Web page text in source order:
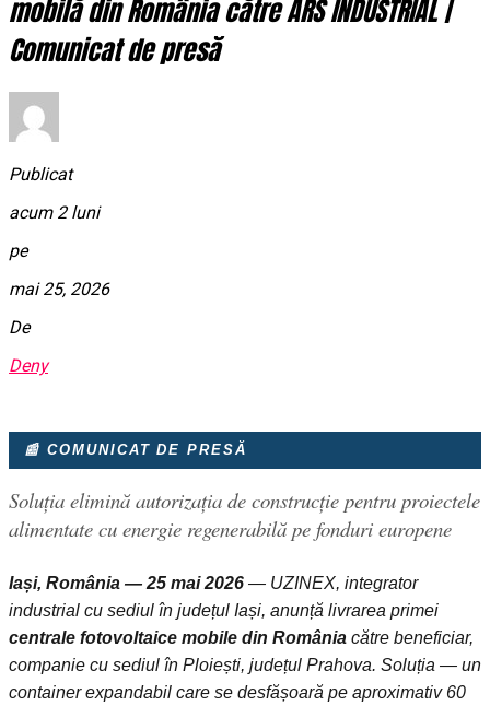
mobilă din România către ARS INDUSTRIAL |
Comunicat de presă
Publicat
acum 2 luni
pe
mai 25, 2026
De
Deny
📰 COMUNICAT DE PRESĂ
Soluția elimină autorizația de construcție pentru proiectele
alimentate cu energie regenerabilă pe fonduri europene
Iași, România — 25 mai 2026 — UZINEX, integrator
industrial cu sediul în județul Iași, anunță livrarea primei
centrale fotovoltaice mobile din România către beneficiar,
companie cu sediul în Ploiești, județul Prahova. Soluția — un
container expandabil care se desfășoară pe aproximativ 60